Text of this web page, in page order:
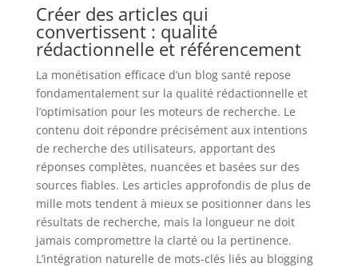
Créer des articles qui
convertissent : qualité
rédactionnelle et référencement
La monétisation efficace d’un blog santé repose
fondamentalement sur la qualité rédactionnelle et
l’optimisation pour les moteurs de recherche. Le
contenu doit répondre précisément aux intentions
de recherche des utilisateurs, apportant des
réponses complètes, nuancées et basées sur des
sources fiables. Les articles approfondis de plus de
mille mots tendent à mieux se positionner dans les
résultats de recherche, mais la longueur ne doit
jamais compromettre la clarté ou la pertinence.
L’intégration naturelle de mots-clés liés au blogging